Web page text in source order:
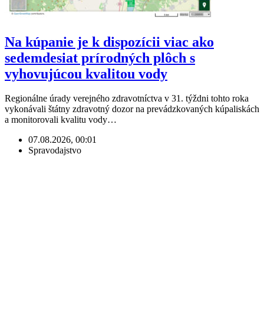
Na kúpanie je k dispozícii viac ako
sedemdesiat prírodných plôch s
vyhovujúcou kvalitou vody
Regionálne úrady verejného zdravotníctva v 31. týždni tohto roka
vykonávali štátny zdravotný dozor na prevádzkovaných kúpaliskách
a monitorovali kvalitu vody…
07.08.2026, 00:01
Spravodajstvo